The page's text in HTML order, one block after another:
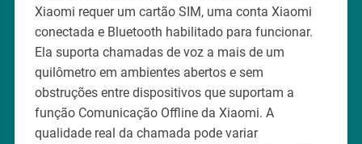
Xiaomi requer um cartão SIM, uma conta Xiaomi
conectada e Bluetooth habilitado para funcionar.
Ela suporta chamadas de voz a mais de um
quilômetro em ambientes abertos e sem
obstruções entre dispositivos que suportam a
função Comunicação Offline da Xiaomi. A
qualidade real da chamada pode variar